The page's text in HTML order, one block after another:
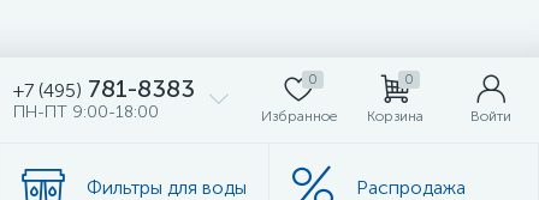
+7 (495) 781-8383
ПН-ПТ 9:00-18:00
0
Избранное
0
Корзина Войти
Фильтры для воды Распродажа